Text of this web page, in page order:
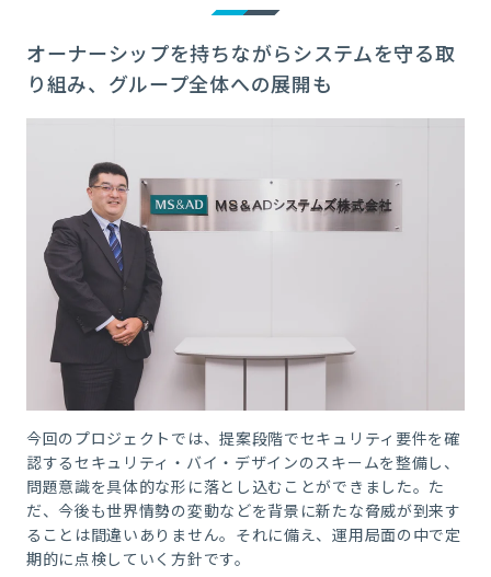
オーナーシップを持ちながらシステムを守る取
り組み、グループ全体への展開も
今回のプロジェクトでは、提案段階でセキュリティ要件を確
認するセキュリティ・バイ・デザインのスキームを整備し、
問題意識を具体的な形に落とし込むことができました。た
だ、今後も世界情勢の変動などを背景に新たな脅威が到来す
ることは間違いありません。それに備え、運用局面の中で定
期的に点検していく方針です。